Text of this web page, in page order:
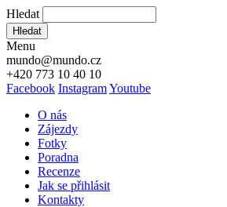
Hledat
Hledat
Menu
mundo@mundo.cz
+420 773 10 40 10
Facebook InstagramYoutube
O nás
Zájezdy
Fotky
Poradna
Recenze
Jak se přihlásit
Kontakty